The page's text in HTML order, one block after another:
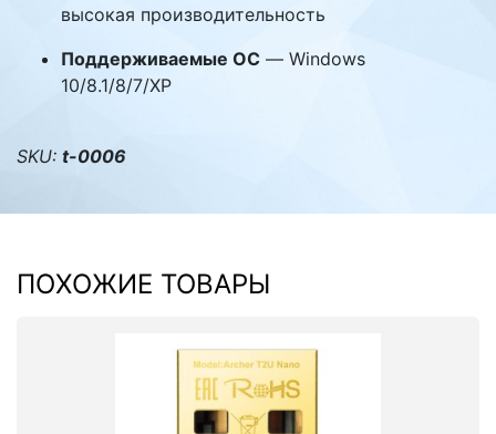
высокая производительность
Поддерживаемые ОС — Windows
10/8.1/8/7/XP
SKU: t-0006
ПОХОЖИЕ ТОВАРЫ